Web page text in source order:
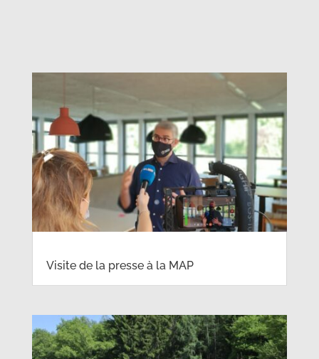
Visite de la presse à la MAP